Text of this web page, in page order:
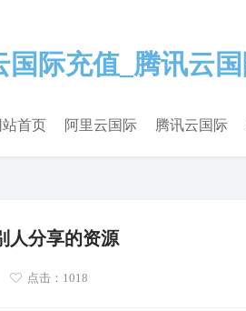
站首页 阿里云国际 腾讯云国际
人分享的资源
点击：1018